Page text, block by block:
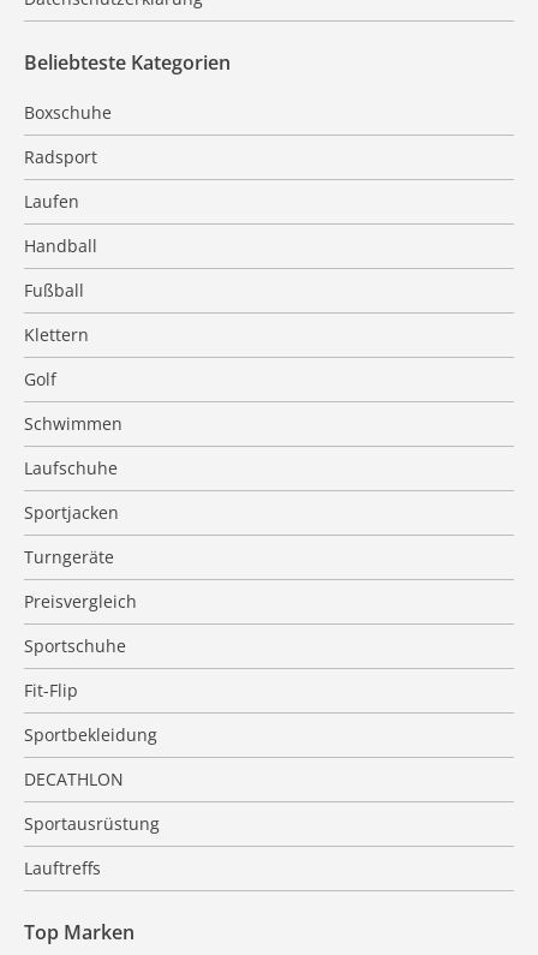
Beliebteste Kategorien
Boxschuhe
Radsport
Laufen
Handball
Fußball
Klettern
Golf
Schwimmen
Laufschuhe
Sportjacken
Turngeräte
Preisvergleich
Sportschuhe
Fit-Flip
Sportbekleidung
DECATHLON
Sportausrüstung
Lauftreffs
Top Marken